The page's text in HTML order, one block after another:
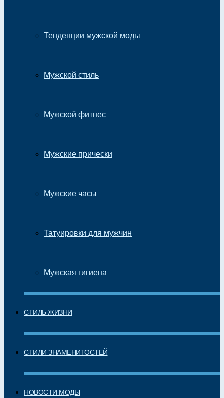
Тенденции мужской моды
Мужской стиль
Мужской фитнес
Мужские прически
Мужские часы
Татуировки для мужчин
Мужская гигиена
СТИЛЬ ЖИЗНИ
СТИЛИ ЗНАМЕНИТОСТЕЙ
НОВОСТИ МОДЫ